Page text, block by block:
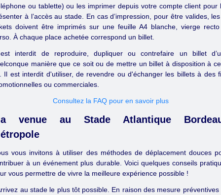
ou tablette) ou les imprimer depuis votre compte client pour
à l’accès au stade. En cas d’impression, pour être valides,
doivent être imprimés sur une feuille A4 blanche, vierge
À chaque place achetée correspond un billet.
interdit de reproduire, dupliquer ou contrefaire un billet
manière que ce soit ou de mettre un billet à disposition à
Il est interdit d'utiliser, de revendre ou d'échanger les billets à des
ou commerciales.
Consultez la FAQ pour en savoir plus
venue au Stade Atlantique
vous invitons à utiliser des méthodes de déplacement douces
à un événement plus durable. Voici quelques conseils
vous permettre de vivre la meilleure expérience possible !
au stade le plus tôt possible. En raison des mesure préventives